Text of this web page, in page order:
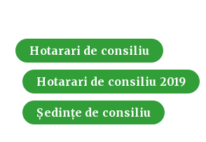
Hotarari de consiliu
Hotarari de consiliu 2019
Ședințe de consiliu